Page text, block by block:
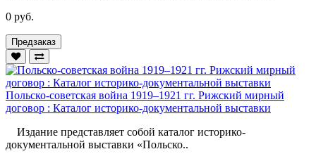
0 руб.
Предзаказ
Польско-советская война 1919–1921 гг. Рижский мирный
договор : Каталог историко-документальной выставки
Издание представляет собой каталог историко-
документальной выставки «Польско..